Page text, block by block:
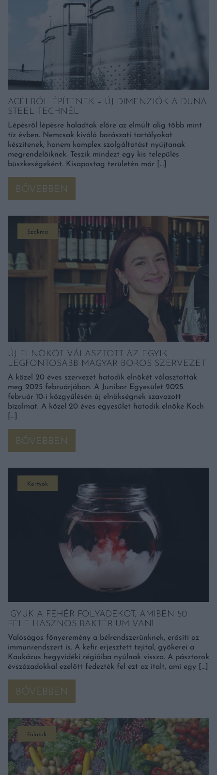
ACÉLBÓL ÉPÍTENEK – ÚJ DIMENZIÓK A DUNA
STEEL TECHNÉL
Lépésről lépésre haladtak előre az elmúlt alig több mint
tíz évben. Nemcsak kiváló borászati tartályokat
készítenek, hanem komplex szolgáltatást nyújtanak
megrendelőiknek. Teszik mindezt egy kis település
büszkeségeként. Kisapostag területén már […]
BŐVEBBEN
Szakma
ÚJ ELNÖKÖT VÁLASZTOTT AZ EGYIK
LEGFONTOSABB MAGYAR BOROS SZERVEZET
A közel 20 éves szervezet hatodik elnökét választották
meg 2025 februárjában. A Junibor Egyesület 2025.
február 10-i közgyűlésén új elnökségnek szavazott
bizalmat. A közel 20 éves egyesület hatodik elnöke Koch
[…]
BŐVEBBEN
Kortyok
IGYUK A FEHÉR FOLYADÉKOT, AMIBEN 50
FÉLE HASZNOS BAKTÉRIUM VAN!
Valóságos főnyeremény a bélrendszerünknek, erősíti az
immunrendszert is. A kefir erjesztett tejital, gyökerei a
Kaukázus hegyvidéki régióiba nyúlnak vissza. A pásztorok
évszázadokkal ezelőtt fedezték fel ezt az italt, ami egy […]
BŐVEBBEN
Falatok